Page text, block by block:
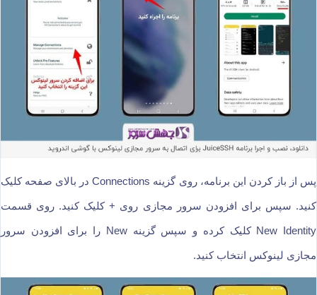
پس از باز کردن این برنامه، روی گزینه Connections در بالای صفحه کلیک
کنید. سپس برای افزودن سرور مجازی روی + کلیک کنید. روی قسمت
New Identity کلیک کرده و سپس گزینه New را برای افزودن سرور
مجازی لینوکس انتخاب کنید.